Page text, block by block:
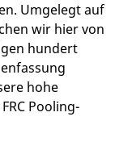
Umgelegt auf
wir hier von
hundert
hohe
Pooling-